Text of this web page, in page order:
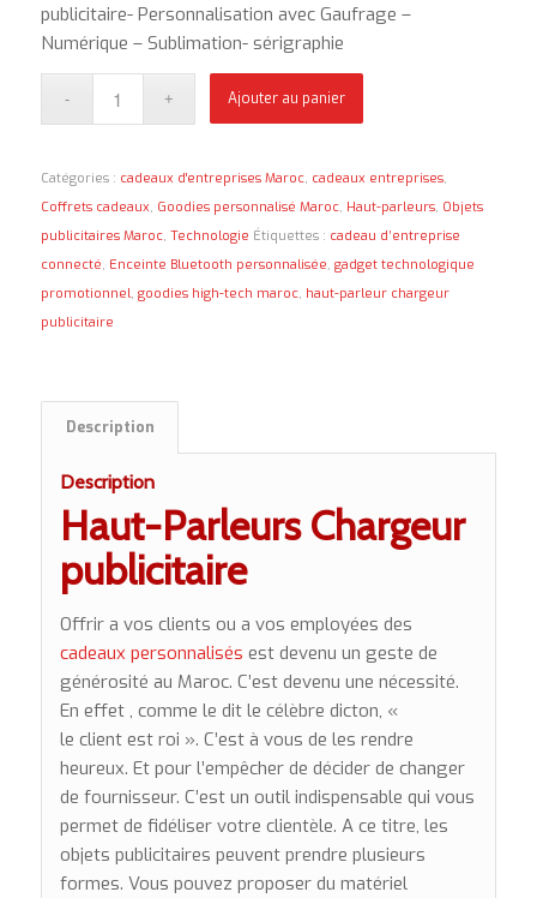
publicitaire- Personnalisation avec Gaufrage –
Numérique – Sublimation- sérigraphie
Ajouter au panier
Catégories : cadeaux d'entreprises Maroc, cadeaux entreprises,
Coffrets cadeaux, Goodies personnalisé Maroc, Haut-parleurs, Objets
publicitaires Maroc, Technologie Étiquettes : cadeau d’entreprise
connecté, Enceinte Bluetooth personnalisée, gadget technologique
promotionnel, goodies high-tech maroc, haut-parleur chargeur
publicitaire
Description
Description
Haut-Parleurs Chargeur
publicitaire
Offrir a vos clients ou a vos employées des
cadeaux personnalisés est devenu un geste de
générosité au Maroc. C’est devenu une nécessité.
En effet , comme le dit le célèbre dicton, «
le client est roi ». C’est à vous de les rendre
heureux. Et pour l’empêcher de décider de changer
de fournisseur. C’est un outil indispensable qui vous
permet de fidéliser votre clientèle. A ce titre, les
objets publicitaires peuvent prendre plusieurs
formes. Vous pouvez proposer du matériel